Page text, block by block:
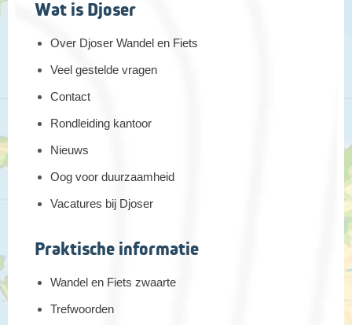
Wat is Djoser
Over Djoser Wandel en Fiets
Veel gestelde vragen
Contact
Rondleiding kantoor
Nieuws
Oog voor duurzaamheid
Vacatures bij Djoser
Praktische informatie
Wandel en Fiets zwaarte
Trefwoorden